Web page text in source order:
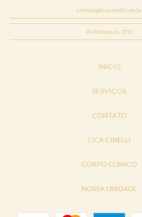
contato@licacinelli.com.br
Av. Rebouças, 3753
INÍCIO
SERVIÇOS
CONTATO
LICA CINELLI
CORPO CLÍNICO
NOSSA UNIDADE